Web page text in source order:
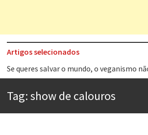
Artigos selecionados
Tem que filmar isso daí
Aprender a fracassar é o segredo do sucesso
Tag:show de calouros